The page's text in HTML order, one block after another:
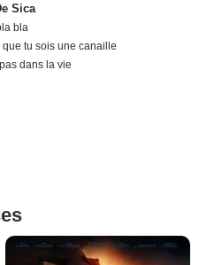
Sica
bla
que tu sois une canaille
dans la vie